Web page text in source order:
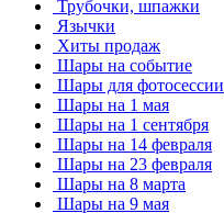
Трубочки, шпажки
Язычки
Хиты продаж
Шары на событие
Шары для фотосессии
Шары на 1 мая
Шары на 1 сентября
Шары на 14 февраля
Шары на 23 февраля
Шары на 8 марта
Шары на 9 мая